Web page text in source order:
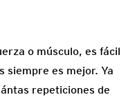
o músculo, es fácil
siempre es mejor. Ya
repeticiones de